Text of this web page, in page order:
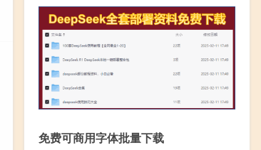
免费可商用字体批量下载